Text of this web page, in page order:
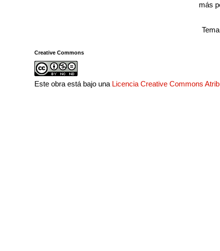
más
Creative Commons
Este obra está bajo una Licencia Creative Commons